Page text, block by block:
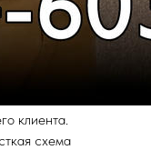
клиента.
схема